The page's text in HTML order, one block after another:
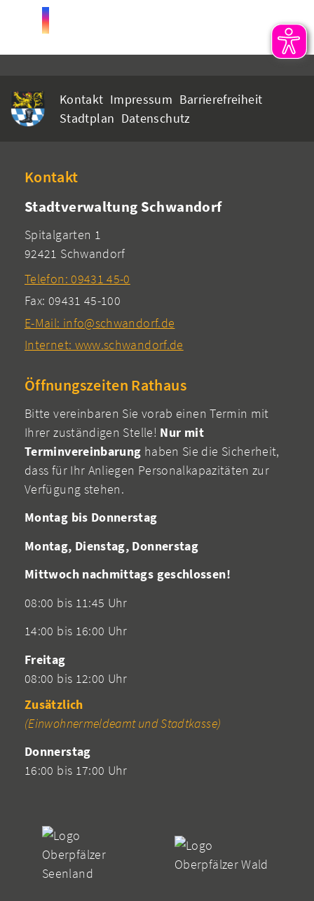
Kontakt Impressum Barrierefreiheit
Stadtplan Datenschutz
Kontakt
Stadtverwaltung Schwandorf
Spitalgarten 1
92421 Schwandorf
Telefon: 09431 45-0
Fax: 09431 45-100
E-Mail: info@schwandorf.de
Internet: www.schwandorf.de
Öffnungszeiten Rathaus
Bitte vereinbaren Sie vorab einen Termin mit
Ihrer zuständigen Stelle! Nur mit
Terminvereinbarung haben Sie die Sicherheit,
dass für Ihr Anliegen Personalkapazitäten zur
Verfügung stehen.
Montag bis Donnerstag
Montag, Dienstag, Donnerstag
Mittwoch nachmittags geschlossen!
08:00 bis 11:45 Uhr
14:00 bis 16:00 Uhr
Freitag
08:00 bis 12:00 Uhr
Zusätzlich
(Einwohnermeldeamt und Stadtkasse)
Donnerstag
16:00 bis 17:00 Uhr